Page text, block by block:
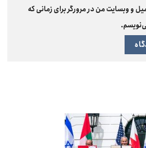
و وبسایت من در مرورگر برای زمانی که